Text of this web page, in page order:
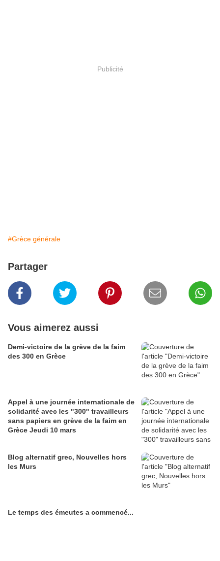
Publicité
#Grèce générale
Partager
Vous aimerez aussi
Demi-victoire de la grève de la faim
des 300 en Grèce
Appel à une journée internationale de
solidarité avec les "300" travailleurs
sans papiers en grève de la faim en
Grèce Jeudi 10 mars
Blog alternatif grec, Nouvelles hors
les Murs
Le temps des émeutes a commencé...